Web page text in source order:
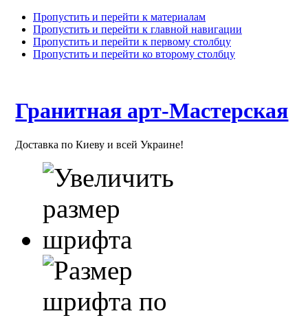
Пропустить и перейти к материалам
Пропустить и перейти к главной навигации
Пропустить и перейти к первому столбцу
Пропустить и перейти ко второму столбцу
Гранитная арт-Мастерская
Доставка по Киеву и всей Украине!